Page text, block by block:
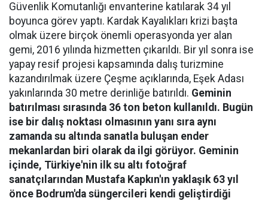
Güvenlik Komutanlığı envanterine katılarak 34 yıl
boyunca görev yaptı. Kardak Kayalıkları krizi başta
olmak üzere birçok önemli operasyonda yer alan
gemi, 2016 yılında hizmetten çıkarıldı. Bir yıl sonra ise
yapay resif projesi kapsamında dalış turizmine
kazandırılmak üzere Çeşme açıklarında, Eşek Adası
yakınlarında 30 metre derinliğe batırıldı. Geminin
batırılması sırasında 36 ton beton kullanıldı. Bugün
ise bir dalış noktası olmasının yanı sıra aynı
zamanda su altında sanatla buluşan ender
mekanlardan biri olarak da ilgi görüyor. Geminin
içinde, Türkiye'nin ilk su altı fotoğraf
sanatçılarından Mustafa Kapkın'ın yaklaşık 63 yıl
önce Bodrum'da süngercileri kendi geliştirdiği